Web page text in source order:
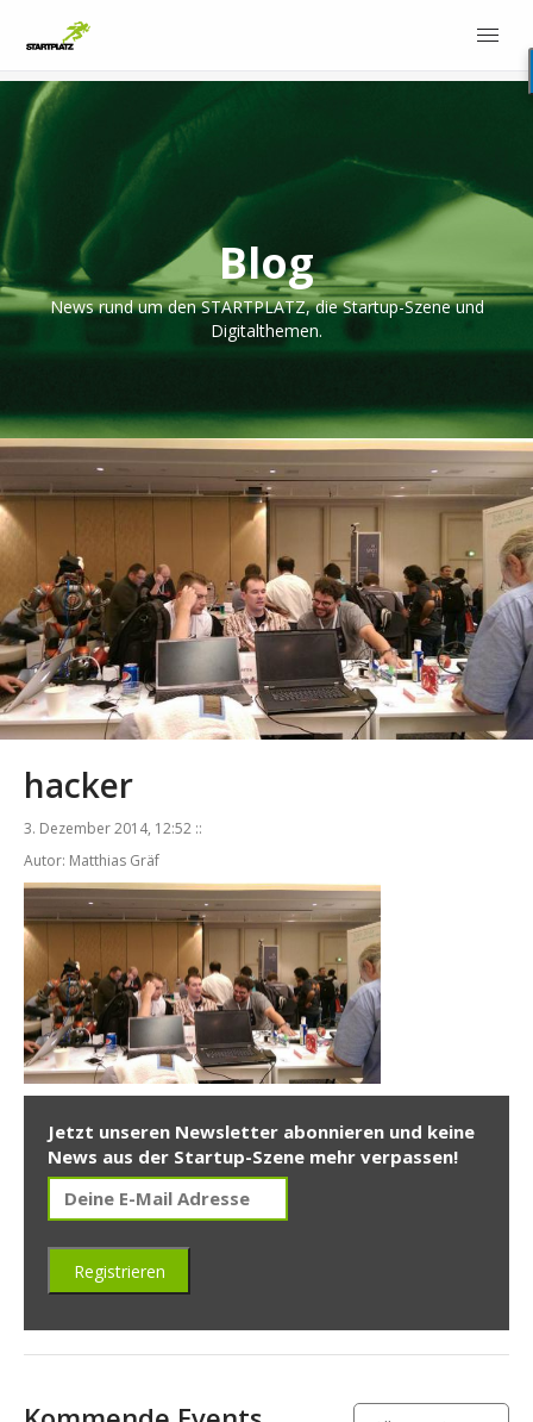
Blog
News rund um den STARTPLATZ, die Startup-Szene und
Digitalthemen.
hacker
3. Dezember 2014, 12:52 ::
Autor: Matthias Gräf
Jetzt unseren Newsletter abonnieren und keine
News aus der Startup-Szene mehr verpassen!